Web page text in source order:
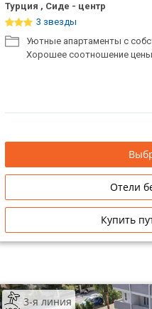
Турция , Сиде - центр
3 звезды
Уютные апартаменты с
Хорошее соотношение цены
Отели
Купить
3-я линия